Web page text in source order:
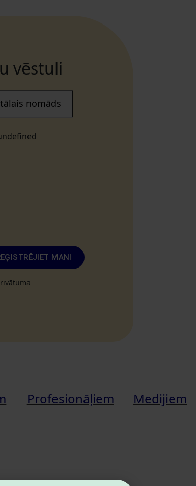
vēstuli
nomāds
MANI
Profesionāļiem Medijiem